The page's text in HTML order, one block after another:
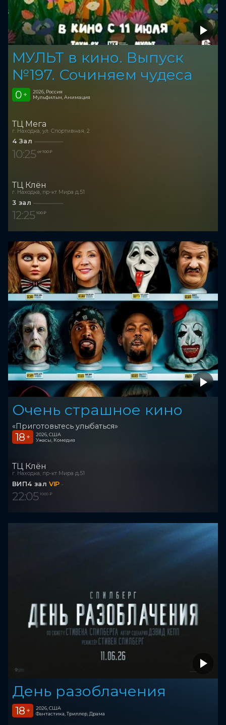
МУЛЬТ в кино. Выпуск
№197. Сочиняем чудеса
0 +
2026, Россия
Мульфильм, Анимация
ТЦ Мега
г. Находка, ул. Спортивная, 2
4 Зал
10:25 от 100 ₽
ТЦ Клён
г. Находка, пр-кт Мира д.51
3 зал
12:25 100 ₽
Очень страшное кино
«Приготовьтесь улыбаться»
18 +
2026, США
Ужасы, Комедия
ТЦ Клён
г. Находка, пр-кт Мира д.51
ВИП4 зал VIP
22:05 1 000 ₽
День разоблачения
18 +
2026, США
Фантастика, Триллер, Драма